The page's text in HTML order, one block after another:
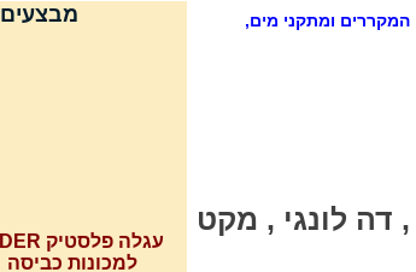
המקררים ומתקני מים,
דה לונגי , מקט
מבצעים
247ש"ח